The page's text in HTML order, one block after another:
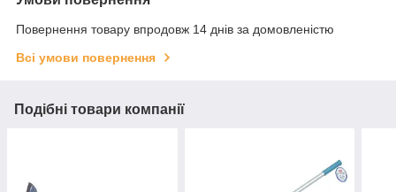
Повернення товару впродовж 14 днів за домовленістю
Всі умови повернення
Подібні товари компанії